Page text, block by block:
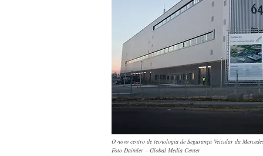
O novo centro de tecnologia de Segurança Veicular da
Foto Daimler – Global Media Center